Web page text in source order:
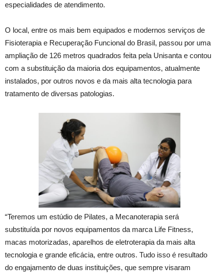
especialidades de atendimento.
O local, entre os mais bem equipados e modernos serviços de
Fisioterapia e Recuperação Funcional do Brasil, passou por uma
ampliação de 126 metros quadrados feita pela Unisanta e contou
com a substituição da maioria dos equipamentos, atualmente
instalados, por outros novos e da mais alta tecnologia para
tratamento de diversas patologias.
“Teremos um estúdio de Pilates, a Mecanoterapia será
substituída por novos equipamentos da marca Life Fitness,
macas motorizadas, aparelhos de eletroterapia da mais alta
tecnologia e grande eficácia, entre outros. Tudo isso é resultado
do engajamento de duas instituições, que sempre visaram